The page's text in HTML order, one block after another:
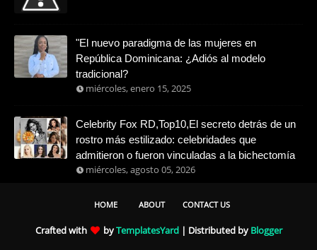
"El nuevo paradigma de las mujeres en
República Dominicana: ¿Adiós al modelo
tradicional?
miércoles, enero 15, 2025
Celebrity Fox RD,Top10,El secreto detrás de un
rostro más estilizado: celebridades que
admitieron o fueron vinculadas a la bichectomía
miércoles, agosto 05, 2026
HOME ABOUT CONTACT US
Crafted with byTemplatesYard| Distributed by Blogger